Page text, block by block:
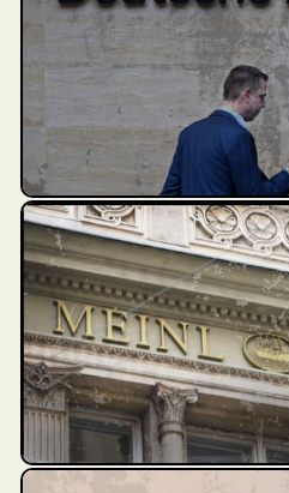
entre
Deutsche Bank, Bank
JPMorgan, HSBC y
figuran entre los 20
Odebrecht S.A. a
dólares entre